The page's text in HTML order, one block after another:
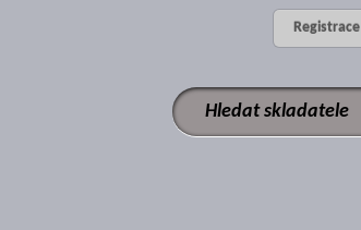
Registrace